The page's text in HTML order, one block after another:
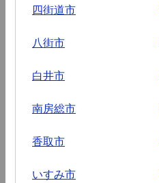
四街道市
八街市
白井市
南房総市
香取市
いすみ市